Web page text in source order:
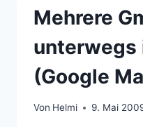
Mehrere
unterwegs
(Google
Von Helmi 9. Mai